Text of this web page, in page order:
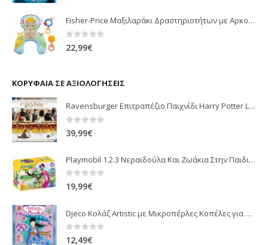
Fisher-Price Μαξιλαράκι Δραστηριοτήτων με Αρκουδάκι (JHB44)
22,99€
ΚΟΡΥΦΑΊΑ ΣΕ ΑΞΙΟΛΟΓΉΣΕΙΣ
Ravensburger Επιτραπέζιο Παιχνίδι Harry Potter Labyrinth για 2-4 Παίκτες 7+ Ετών
39,99€
Playmobil 1.2.3 Νεραϊδούλα Και Ζωάκια Στην Παιδική Χαρά 70400
0 out of 5
19,99€
Djeco Κολάζ Artistic με Μικροπέρλες Κοπέλες για Παιδιά 7+ Ετών
0 out of 5
12,49€